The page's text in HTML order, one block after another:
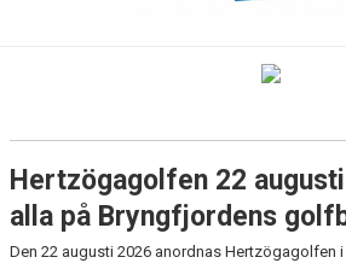
HBK-DAGEN SOMMAR
HBK-DAGEN VINTER
Hertzögagolfen 22
alla på Bryngfjordens
Den 22 augusti 2026 anordnas Hertzögagolfen